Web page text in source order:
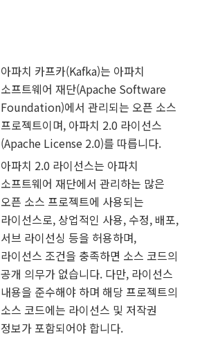
아파치 카프카(Kafka)는 아파치
소프트웨어 재단(Apache Software
Foundation)에서 관리되는 오픈 소스
프로젝트이며, 아파치 2.0 라이선스
(Apache License 2.0)를 따릅니다.
아파치 2.0 라이선스는 아파치
소프트웨어 재단에서 관리하는 많은
오픈 소스 프로젝트에 사용되는
라이선스로, 상업적인 사용, 수정, 배포,
서브 라이선싱 등을 허용하며,
라이선스 조건을 충족하면 소스 코드의
공개 의무가 없습니다. 다만, 라이선스
내용을 준수해야 하며 해당 프로젝트의
소스 코드에는 라이선스 및 저작권
정보가 포함되어야 합니다.